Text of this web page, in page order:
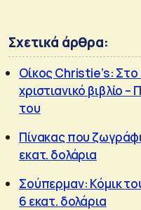
Σχετικά άρθρα:
Οίκος Christie’s:
χριστιανικό βιβλίο
του
Πίνακας που
εκατ. δολάρια
Σούπερμαν: Κόμικ
6 εκατ. δολάρια